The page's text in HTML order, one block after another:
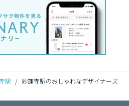
駅 / 妙蓮寺駅のおしゃれなデザイナーズ